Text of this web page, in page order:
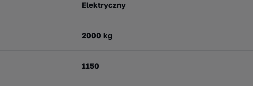
Elektryczny
2000 kg
1150